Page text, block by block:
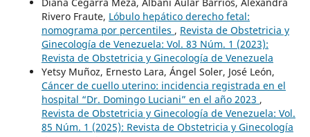
Rivero Fraute, Lóbulo hepático derecho fetal:
nomograma por percentiles , Revista de Obstetricia y
Ginecología de Venezuela: Vol. 83 Núm. 1 (2023):
Revista de Obstetricia y Ginecología de Venezuela
Yetsy Muñoz, Ernesto Lara, Ángel Soler, José León,
Cáncer de cuello uterino: incidencia registrada en el
hospital “Dr. Domingo Luciani” en el año 2023 ,
Revista de Obstetricia y Ginecología de Venezuela: Vol.
85 Núm. 1 (2025): Revista de Obstetricia y Ginecología